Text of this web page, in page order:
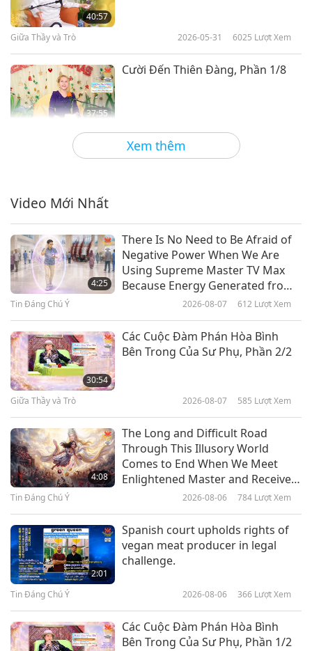
Xem thêm
40:57
Giữa Thầy và Trò 2026-05-31 6025 Lượt Xem
37:55
Cười Đến Thiên Đàng, Phần 1/8
2026-05-23 4590
36:56
112 Cách Trụ Tâm Của Thần Shiva
I, Phần 1/7
Chúng Ta Phải Mong Cầu Giải
Câu Chuyện Tết Thanh Minh,
Phần 1/4
Chúng Ta Phải Cảm Tạ Ai Cho Sự
Kết Thúc Nhanh Chóng Của Chiến
Video Mới Nhất
4:25
There Is No Need to Be Afraid of
Negative Power When We Are
Using Supreme Master TV Max
Because Energy Generated from
It Is Far More Powerful than Any
Tin Đáng Chú Ý 2026-08-07 612 Lượt Xem
30:54
Các Cuộc Đàm Phán Hòa Bình
Bên Trong Của Sư Phụ, Phần 2/2
Giữa Thầy và Trò 2026-08-07 585 Lượt Xem
4:08
The Long and Difficult Road
Through This Illusory World
Comes to End When We Meet
Enlightened Master and Receive
Tin Đáng Chú Ý 2026-08-06 784 Lượt Xem
2:01
Spanish court upholds rights of
vegan meat producer in legal
challenge.
Tin Đáng Chú Ý 2026-08-06 366 Lượt Xem
Các Cuộc Đàm Phán Hòa Bình
Bên Trong Của Sư Phụ, Phần 1/2